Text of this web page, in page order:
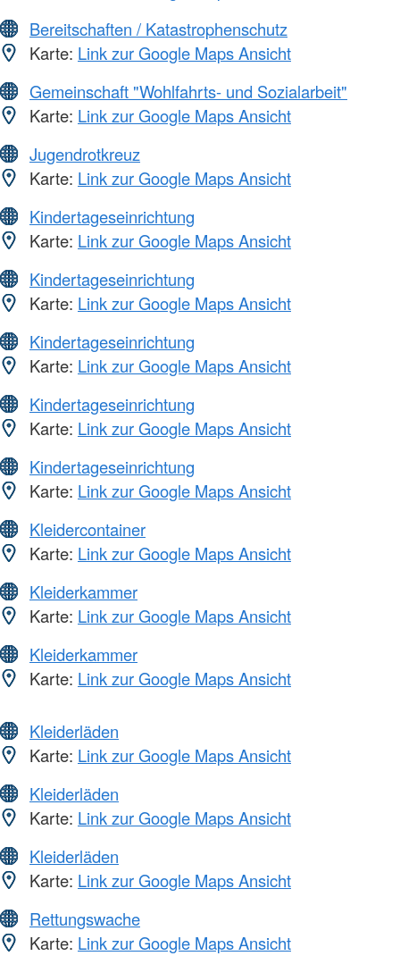
Bereitschaften / Katastrophenschutz
Karte: Link zur Google Maps Ansicht
Gemeinschaft "Wohlfahrts- und Sozialarbeit"
Karte: Link zur Google Maps Ansicht
Jugendrotkreuz
Karte: Link zur Google Maps Ansicht
Kindertageseinrichtung
Karte: Link zur Google Maps Ansicht
Kindertageseinrichtung
Karte: Link zur Google Maps Ansicht
Kindertageseinrichtung
Karte: Link zur Google Maps Ansicht
Kindertageseinrichtung
Karte: Link zur Google Maps Ansicht
Kindertageseinrichtung
Karte: Link zur Google Maps Ansicht
Kleidercontainer
Karte: Link zur Google Maps Ansicht
Kleiderkammer
Karte: Link zur Google Maps Ansicht
Kleiderkammer
Karte: Link zur Google Maps Ansicht
Kleiderläden
Karte: Link zur Google Maps Ansicht
Kleiderläden
Karte: Link zur Google Maps Ansicht
Kleiderläden
Karte: Link zur Google Maps Ansicht
Rettungswache
Karte: Link zur Google Maps Ansicht